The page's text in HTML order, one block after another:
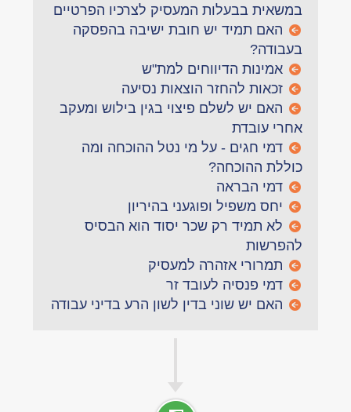
במשאית בבעלות המעסיק לצרכיו הפרטיים
האם תמיד יש חובת ישיבה בהפסקה
בעבודה?
אמינות הדיווחים למת"ש
זכאות להחזר הוצאות נסיעה
האם יש לשלם פיצוי בגין בילוש ומעקב
אחרי עובדת
דמי חגים - על מי נטל ההוכחה ומה
כוללת ההוכחה?
דמי הבראה
יחס משפיל ופוגעני בהיריון
לא תמיד רק שכר יסוד הוא הבסיס
להפרשות
תמרורי אזהרה למעסיק
דמי פנסיה לעובד זר
האם יש שוני בדין לשון הרע בדיני עבודה